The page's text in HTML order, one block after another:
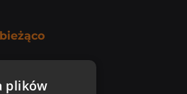
plików